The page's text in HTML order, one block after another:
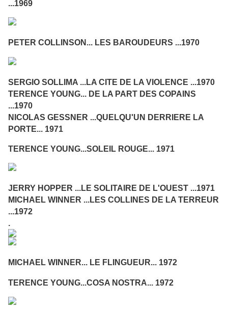
...1969
PETER COLLINSON... LES BAROUDEURS ...1970
SERGIO SOLLIMA ...LA CITE DE LA VIOLENCE ...1970
TERENCE YOUNG... DE LA PART DES COPAINS
...1970
NICOLAS GESSNER ...QUELQU'UN DERRIERE LA
PORTE... 1971
TERENCE YOUNG...SOLEIL ROUGE... 1971
JERRY HOPPER ...LE SOLITAIRE DE L'OUEST ...1971
MICHAEL WINNER ...LES COLLINES DE LA TERREUR
...1972
.
MICHAEL WINNER... LE FLINGUEUR... 1972
TERENCE YOUNG...COSA NOSTRA... 1972